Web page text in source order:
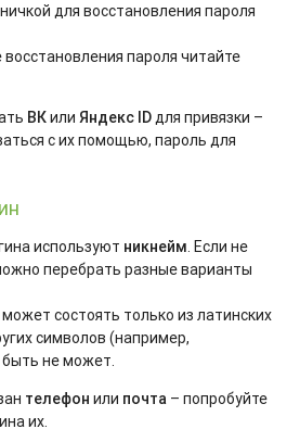
для восстановления пароля
пароля читайте
ВКилиЯндекс IDдля привязки –
с их помощью, пароль для
используют никнейм. Если не
перебрать разные варианты
состоять только из латинских
символов (например,
не может.
телефон или почта – попробуйте
их.